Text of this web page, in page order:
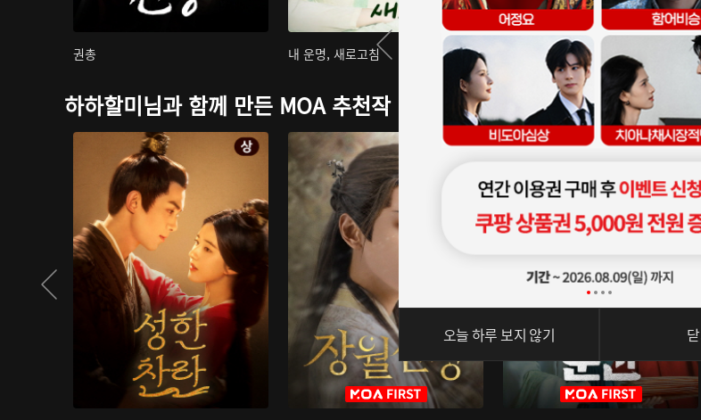
권총 내 운명, 새로고침
하하할미님과 함께 만든 MOA 추천작
오늘 하루 보지 않기